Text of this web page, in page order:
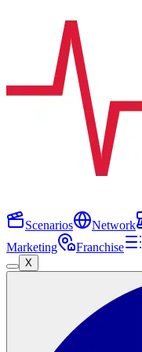
Scenarios Network
Marketing
Franchise
X